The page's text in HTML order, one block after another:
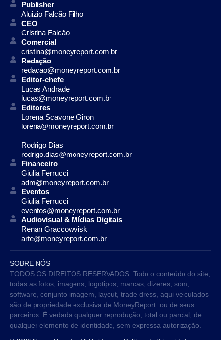
Publisher
Aluizio Falcão Filho
CEO
Cristina Falcão
Comercial
cristina@moneyreport.com.br
Redação
redacao@moneyreport.com.br
Editor-chefe
Lucas Andrade
lucas@moneyreport.com.br
Editores
Lorena Scavone Giron
lorena@moneyreport.com.br
Rodrigo Dias
rodrigo.dias@moneyreport.com.br
Financeiro
Giulia Ferrucci
adm@moneyreport.com.br
Eventos
Giulia Ferrucci
eventos@moneyreport.com.br
Audiovisual & Mídias Digitais
Renan Graccowvisk
arte@moneyreport.com.br
SOBRE NÓS
TODOS OS DIREITOS RESERVADOS. Todo o conteúdo do site,
todas as fotos, imagens, logotipos, marcas, dizeres, som,
software, conjunto imagem, layout, trade dress, aqui veiculados
são de propriedade exclusiva de MoneyReport. ou de seus
parceiros. É vedada qualquer reprodução, total ou parcial, de
qualquer elemento de identidade, sem expressa autorização.